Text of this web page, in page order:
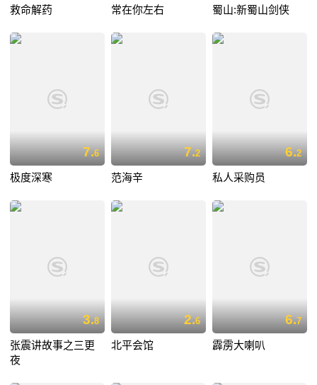
救命解药 常在你左右 蜀山:新蜀山剑侠
7.6
极度深寒
7.2
范海辛
6.2
私人采购员
3.8
张震讲故事之三更
夜
2.6
北平会馆
6.7
霹雳大喇叭